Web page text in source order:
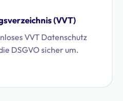
(VVT)
VVT Datenschutz
DSGVO sicher um.